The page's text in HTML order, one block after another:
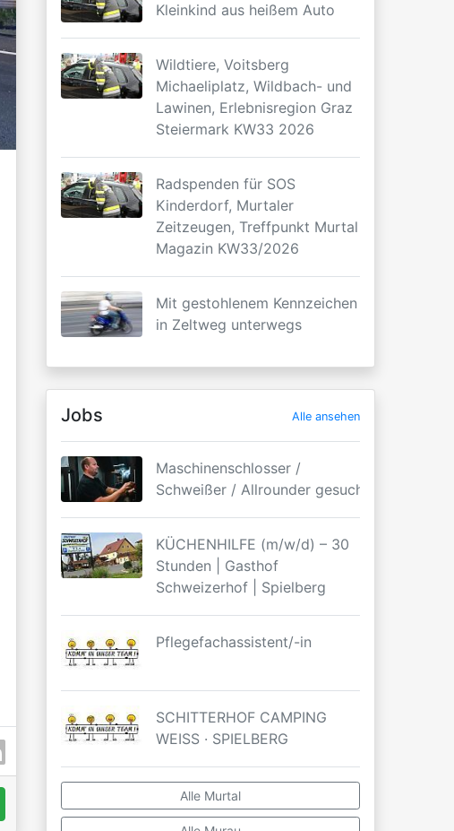
Kleinkind aus heißem Auto
Wildtiere, Voitsberg
Michaeliplatz, Wildbach- und
Lawinen, Erlebnisregion Graz
Steiermark KW33 2026
Radspenden für SOS
Kinderdorf, Murtaler
Zeitzeugen, Treffpunkt Murtal
Magazin KW33/2026
Mit gestohlenem Kennzeichen
in Zeltweg unterwegs
Jobs Alle ansehen
Maschinenschlosser /
Schweißer / Allrounder gesucht
KÜCHENHILFE (m/w/d) – 30
Stunden | Gasthof
Schweizerhof | Spielberg
Pflegefachassistent/-in
SCHITTERHOF CAMPING
WEISS · SPIELBERG
Alle Murtal